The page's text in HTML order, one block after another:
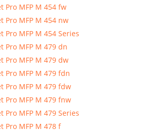
Pro MFP M 454 fw
Pro MFP M 454 nw
Pro MFP M 454 Series
Pro MFP M 479 dn
Pro MFP M 479 dw
Pro MFP M 479 fdn
Pro MFP M 479 fdw
Pro MFP M 479 fnw
Pro MFP M 479 Series
Pro MFP M 478 f